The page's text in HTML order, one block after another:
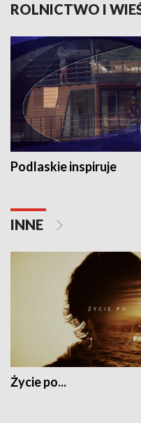
ROLNICTWO I
Podlaskie inspiruje
INNE
Życie po...